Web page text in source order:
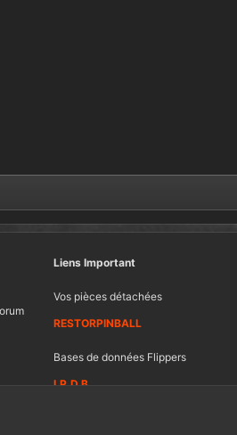
Liens Important
Vos pièces détachées
RESTORPINBALL
Bases de données Flippers
I.P.D.B